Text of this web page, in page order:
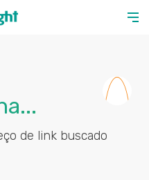
de link buscado